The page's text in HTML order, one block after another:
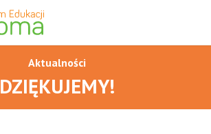
OFERTA
Aktualności
DZIĘKUJEMY!